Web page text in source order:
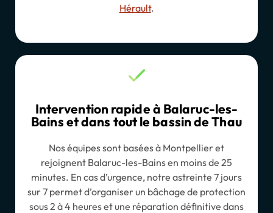
Hérault.
Intervention rapide à Balaruc-les-
Bains et dans tout le bassin de Thau
Nos équipes sont basées à Montpellier et
rejoignent Balaruc-les-Bains en moins de 25
minutes. En cas d’urgence, notre astreinte 7 jours
sur 7 permet d’organiser un bâchage de protection
sous 2 à 4 heures et une réparation définitive dans